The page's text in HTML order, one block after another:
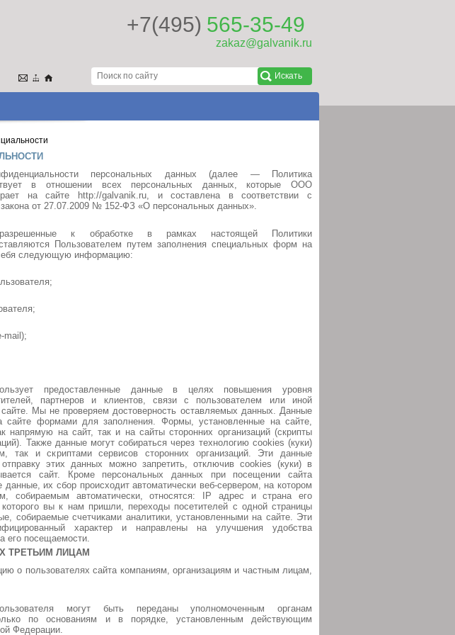
+7(495) 565-35-49
zakaz@galvanik.ru
персональных данных (далее — Политика
в отношении всех персональных данных, которые ООО
на сайте http://galvanik.ru, и составлена в соответствии с
от 27.07.2009 № 152-ФЗ «О персональных данных».
к обработке в рамках настоящей Политики
Пользователем путем заполнения специальных форм на
следующую информацию:
mail);
предоставленные данные в целях повышения уровня
партнеров и клиентов, связи с пользователем или иной
сайте. Мы не проверяем достоверность оставляемых данных. Данные
формами для заполнения. Формы, установленные на сайте,
напрямую на сайт, так и на сайты сторонних организаций (скрипты
Также данные могут собираться через технологию cookies (куки)
так и скриптами сервисов сторонних организаций. Эти данные
отправку этих данных можно запретить, отключив cookies (куки) в
сайт. Кроме персональных данных при посещении сайта
их сбор происходит автоматически веб-сервером, на котором
собираемым автоматически, относятся: IP адрес и страна его
вы к нам пришли, переходы посетителей с одной страницы
собираемые счетчиками аналитики, установленными на сайте. Эти
характер и направлены на улучшения удобства
его посещаемости.
ТРЕТЬИМ ЛИЦАМ
о пользователях сайта компаниям, организациям и частным лицам,
могут быть переданы уполномоченным органам
по основаниям и в порядке, установленным действующим
Федерации.